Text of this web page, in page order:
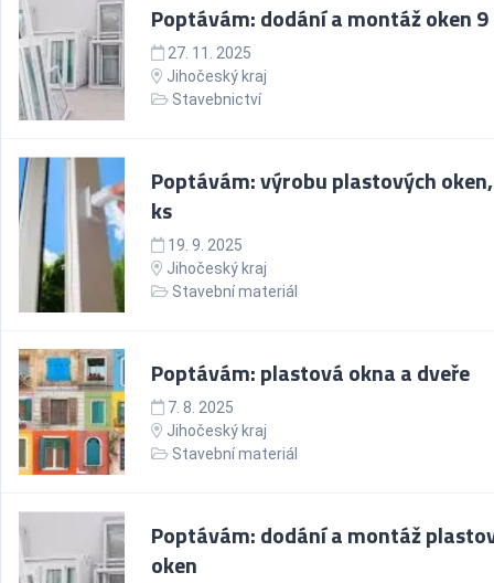
Poptávám: dodání a montáž oken 9
27. 11. 2025
Jihočeský kraj
Stavebnictví
Poptávám: výrobu plastových
ks
19. 9. 2025
Jihočeský kraj
Stavební materiál
Poptávám: plastová okna a dveře
7. 8. 2025
Jihočeský kraj
Stavební materiál
Poptávám: dodání a montáž
oken